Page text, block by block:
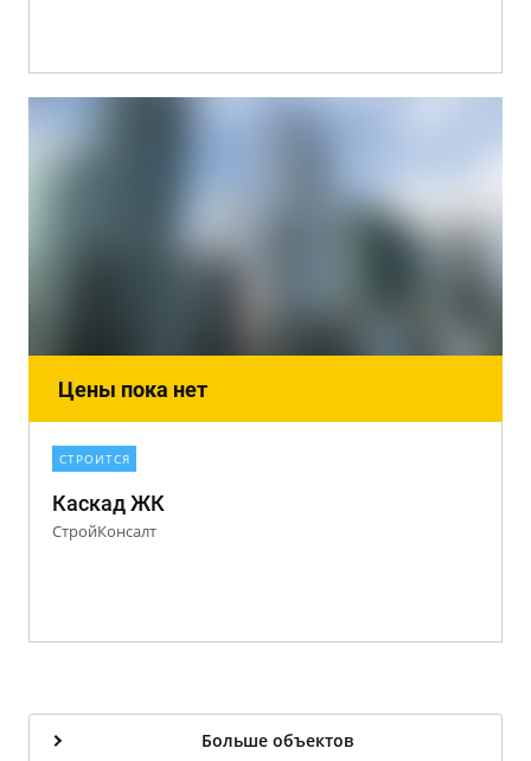
Цены пока нет
СТРОИТСЯ
Каскад ЖК
СтройКонсалт
Больше объектов